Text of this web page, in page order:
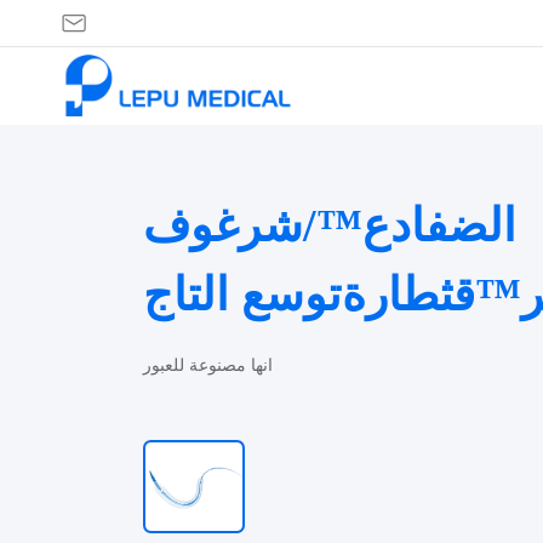
الضفادع™/شرغوف
التاج
انها مصنوعة للعبور